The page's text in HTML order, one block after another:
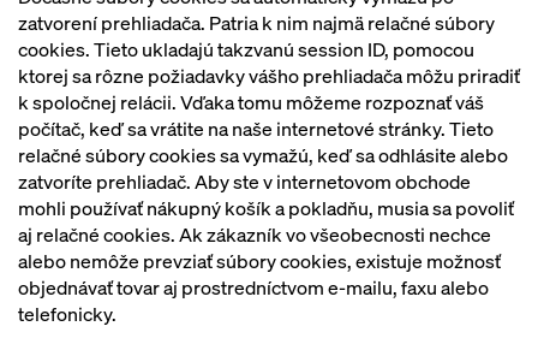
zatvorení prehliadača. Patria k nim najmä relačné súbory
cookies. Tieto ukladajú takzvanú session ID, pomocou
ktorej sa rôzne požiadavky vášho prehliadača môžu priradiť
k spoločnej relácii. Vďaka tomu môžeme rozpoznať váš
počítač, keď sa vrátite na naše internetové stránky. Tieto
relačné súbory cookies sa vymažú, keď sa odhlásite alebo
zatvoríte prehliadač. Aby ste v internetovom obchode
mohli používať nákupný košík a pokladňu, musia sa povoliť
aj relačné cookies. Ak zákazník vo všeobecnosti nechce
alebo nemôže prevziať súbory cookies, existuje možnosť
objednávať tovar aj prostredníctvom e-mailu, faxu alebo
telefonicky.